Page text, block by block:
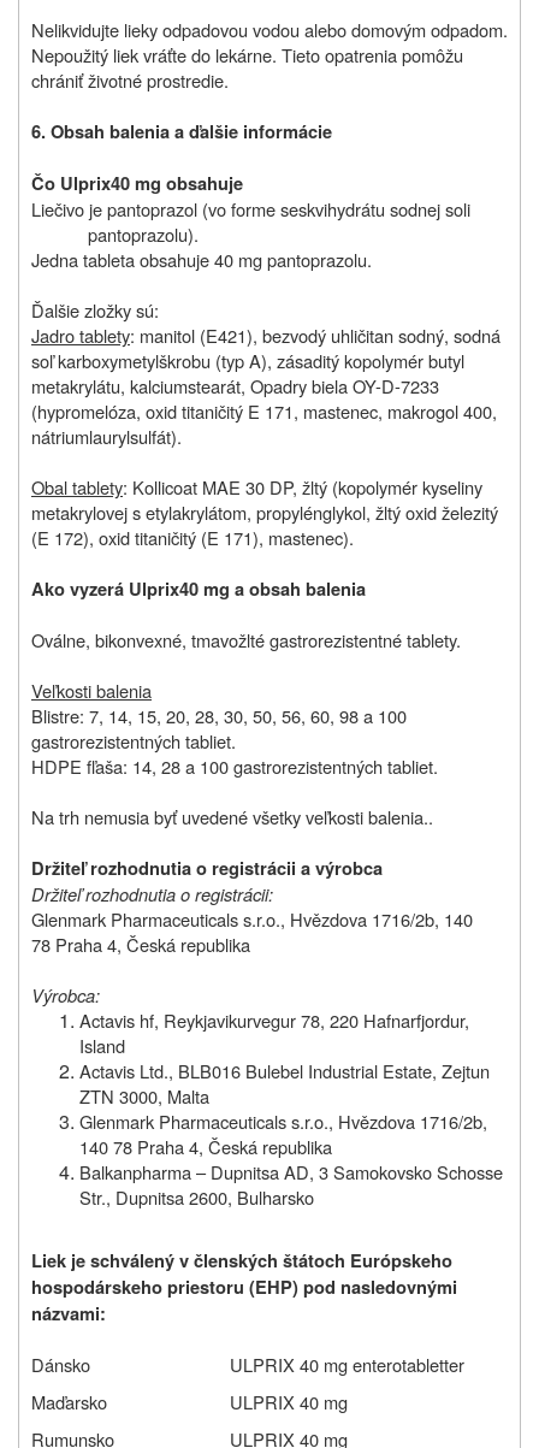
Nelikvidujte lieky odpadovou vodou alebo domovým odpadom.
Nepoužitý liek vráťte do lekárne. Tieto opatrenia pomôžu
chrániť životné prostredie.
6. Obsah balenia a ďalšie informácie
Čo Ulprix40 mg obsahuje
Liečivo je pantoprazol (vo forme seskvihydrátu sodnej soli
pantoprazolu).
Jedna tableta obsahuje 40 mg pantoprazolu.
Ďalšie zložky sú:
Jadro tablety: manitol (E421), bezvodý uhličitan sodný, sodná
soľ karboxymetylškrobu (typ A), zásaditý kopolymér butyl
metakrylátu, kalciumstearát, Opadry biela OY-D-7233
(hypromelóza, oxid titaničitý E 171, mastenec, makrogol 400,
nátriumlaurylsulfát).
Obal tablety: Kollicoat MAE 30 DP, žltý (kopolymér kyseliny
metakrylovej s etylakrylátom, propylénglykol, žltý oxid železitý
(E 172), oxid titaničitý (E 171), mastenec).
Ako vyzerá Ulprix40 mg a obsah balenia
Oválne, bikonvexné, tmavožlté gastrorezistentné tablety.
Veľkosti balenia
Blistre: 7, 14, 15, 20, 28, 30, 50, 56, 60, 98 a 100
gastrorezistentných tabliet.
HDPE fľaša: 14, 28 a 100 gastrorezistentných tabliet.
Na trh nemusia byť uvedené všetky veľkosti balenia..
Držiteľ rozhodnutia o registrácii a výrobca
Držiteľ rozhodnutia o registrácii:
Glenmark Pharmaceuticals s.r.o., Hvězdova 1716/2b, 140
78 Praha 4, Česká republika
Výrobca:
Actavis hf, Reykjavikurvegur 78, 220 Hafnarfjordur,
Island
Actavis Ltd., BLB016 Bulebel Industrial Estate, Zejtun
ZTN 3000, Malta
Glenmark Pharmaceuticals s.r.o., Hvězdova 1716/2b,
140 78 Praha 4, Česká republika
Balkanpharma – Dupnitsa AD, 3 Samokovsko Schosse
Str., Dupnitsa 2600, Bulharsko
Liek je schválený v členských štátoch Európskeho
hospodárskeho priestoru (EHP) pod nasledovnými
názvami:
Dánsko
ULPRIX 40 mg enterotabletter
Maďarsko
ULPRIX 40 mg
Rumunsko
ULPRIX 40 mg